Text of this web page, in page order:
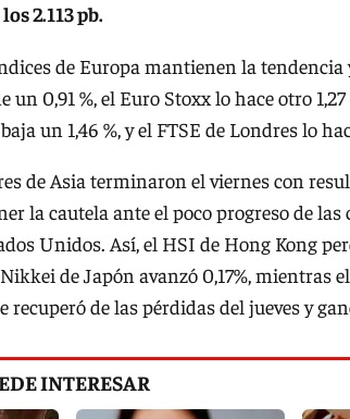
2.113 pb.
de Europa mantienen la tendencia
0,91 %, el Euro Stoxx lo hace otro 1,27
un 1,46 %, y el FTSE de Londres lo
de Asia terminaron el viernes con
la cautela ante el poco progreso de
Unidos. Así, el HSI de Hong Kong
de Japón avanzó 0,17%, mientras
recuperó de las pérdidas del jueves y
INTERESAR